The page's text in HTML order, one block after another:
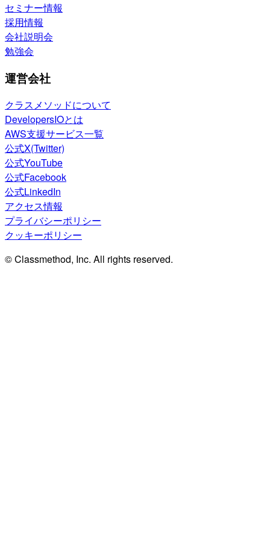
セミナー情報
採用情報
会社説明会
勉強会
運営会社
クラスメソッドについて
DevelopersIOとは
AWS支援サービス一覧
公式X(Twitter)
公式YouTube
公式Facebook
公式LinkedIn
アクセス情報
プライバシーポリシー
クッキーポリシー
© Classmethod, Inc. All rights reserved.